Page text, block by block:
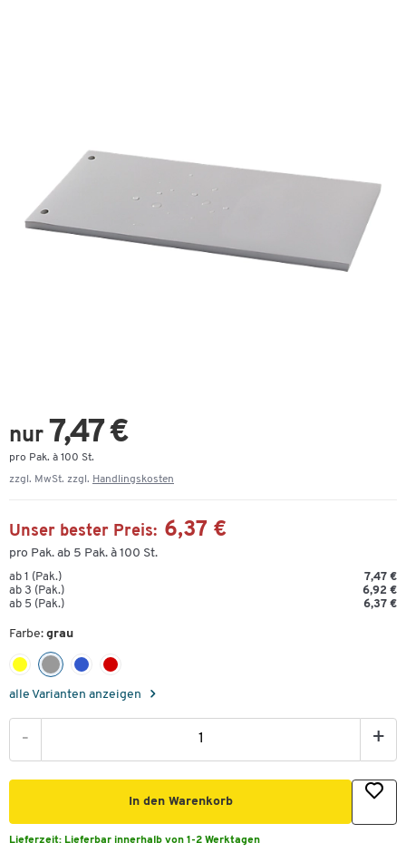
nur 7,47 €
pro Pak. à 100 St.
zzgl. MwSt. zzgl. Handlingskosten
Unser bester Preis: 6,37 €
pro Pak. ab 5 Pak. à 100 St.
ab 1 (Pak.)
7,47 €
ab 3 (Pak.)
6,92 €
ab 5 (Pak.)
6,37 €
Farbe: grau
alle Varianten anzeigen
- +
In den Warenkorb
Lieferzeit: Lieferbar innerhalb von 1-2 Werktagen